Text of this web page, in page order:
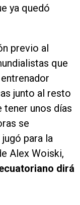
ya quedó
previo al
que
junto al resto
tener unos días
se
para la
Alex Woiski,
dirá